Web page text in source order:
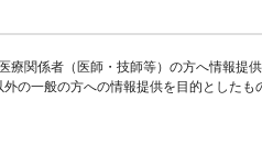
療関係者（医師・技師等）の方へ情報提
外の一般の方への情報提供を目的としたも